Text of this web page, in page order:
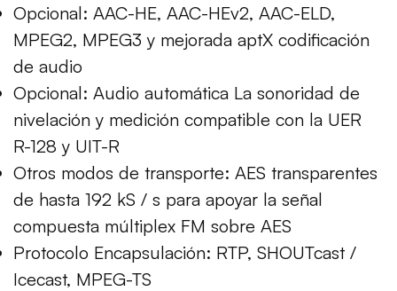
Opcional: AAC-HE, AAC-HEv2, AAC-ELD,
MPEG2, MPEG3 y mejorada aptX codificación
de audio
Opcional: Audio automática La sonoridad de
nivelación y medición compatible con la UER
R-128 y UIT-R
Otros modos de transporte: AES transparentes
de hasta 192 kS / s para apoyar la señal
compuesta múltiplex FM sobre AES
Protocolo Encapsulación: RTP, SHOUTcast /
Icecast, MPEG-TS